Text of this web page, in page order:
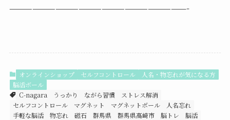
———————————————————————-
オンラインショップ セルフコントロール
人名・物忘れが気になる方
脳活ボール
C-nagara
うっかり ながら習慣
ストレス解消
セルフコントロール
マグネット マグネットボール
人名忘れ
手軽な脳活
物忘れ 磁石 群馬県 群馬県高崎市 脳トレ
脳活